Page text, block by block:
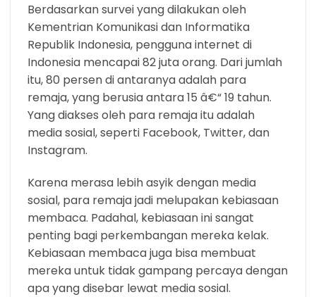
Berdasarkan survei yang dilakukan oleh
Kementrian Komunikasi dan Informatika
Republik Indonesia, pengguna internet di
Indonesia mencapai 82 juta orang. Dari jumlah
itu, 80 persen di antaranya adalah para
remaja, yang berusia antara 15 â€“ 19 tahun.
Yang diakses oleh para remaja itu adalah
media sosial, seperti Facebook, Twitter, dan
Instagram.
Karena merasa lebih asyik dengan media
sosial, para remaja jadi melupakan kebiasaan
membaca. Padahal, kebiasaan ini sangat
penting bagi perkembangan mereka kelak.
Kebiasaan membaca juga bisa membuat
mereka untuk tidak gampang percaya dengan
apa yang disebar lewat media sosial.